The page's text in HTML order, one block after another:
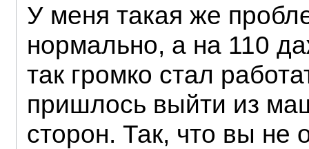
У меня такая же
нормально, а на 110
так громко стал
пришлось выйти из
сторон. Так, что вы не